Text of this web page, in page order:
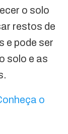
o solo
restos de
e pode ser
solo e as
o